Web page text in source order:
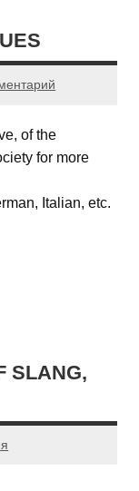
of the
for more
Italian, etc.
SLANG,